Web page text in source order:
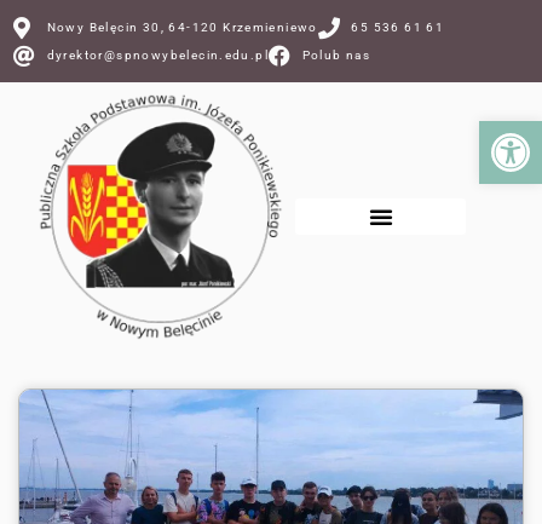
Nowy Belęcin 30, 64-120 Krzemieniewo 65 536 61 61
dyrektor@spnowybelecin.edu.pl Polub nas